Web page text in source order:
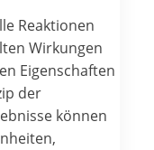
Reaktionen
Wirkungen
Eigenschaften
der
können